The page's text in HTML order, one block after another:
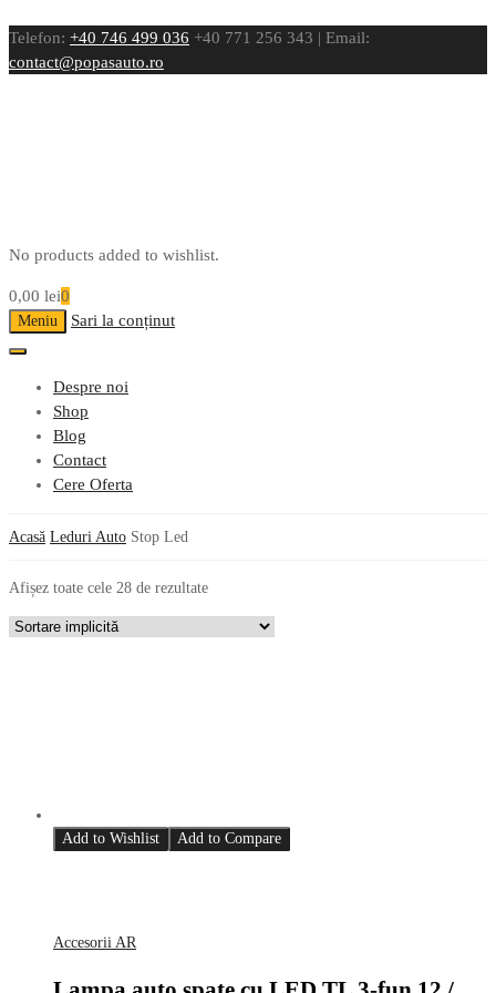
Telefon: +40 746 499 036 +40 771 256 343 | Email:
contact@popasauto.ro
No products added to wishlist.
0,00 lei0
Meniu Sari la conținut
Despre noi
Shop
Blog
Contact
Cere Oferta
Acasă Leduri Auto Stop Led
Afișez toate cele 28 de rezultate
Add to Wishlist Add to Compare
Accesorii AR